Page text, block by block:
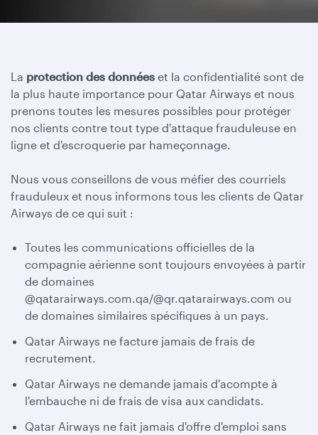
La protection des données et la confidentialité sont de
la plus haute importance pour Qatar Airways et nous
prenons toutes les mesures possibles pour protéger
nos clients contre tout type d'attaque frauduleuse en
ligne et d'escroquerie par hameçonnage.
Nous vous conseillons de vous méfier des courriels
frauduleux et nous informons tous les clients de Qatar
Airways de ce qui suit :
Toutes les communications officielles de la
compagnie aérienne sont toujours envoyées à partir
de domaines
@qatarairways.com.qa/@qr.qatarairways.com ou
de domaines similaires spécifiques à un pays.
Qatar Airways ne facture jamais de frais de
recrutement.
Qatar Airways ne demande jamais d'acompte à
l'embauche ni de frais de visa aux candidats.
Qatar Airways ne fait jamais d'offre d'emploi sans